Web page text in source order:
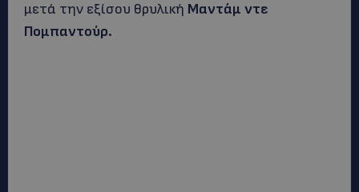
μετά την εξίσου θρυλική Μαντάμ ντε
Πομπαντούρ.